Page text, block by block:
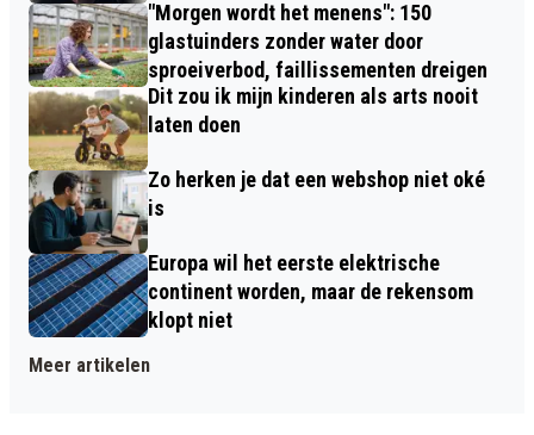
"Morgen wordt het menens": 150
glastuinders zonder water door
sproeiverbod, faillissementen dreigen
Dit zou ik mijn kinderen als arts nooit
laten doen
Zo herken je dat een webshop niet oké
is
Europa wil het eerste elektrische
continent worden, maar de rekensom
klopt niet
Meer artikelen